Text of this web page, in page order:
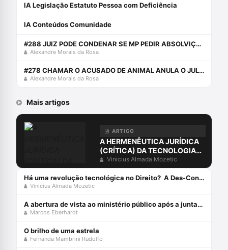
IA Legislação Estatuto Pessoa com Deficiência
IA Conteúdos Comunidade
#288 JUIZ PODE CONDENAR SE MP PEDIR ABSOLVIÇÃO?
Alexandre Morais da Rosa
#278 CHAMAR O ACUSADO DE ANIMAL ANULA O JULGAMENTO CRIMINAL
Alexandre Morais da Rosa
Mais artigos
ARTIGO
A HERMENÊUTICA JURÍDICA
(CRÍTICA) DA TECNOLOGIA
PÓS-MODERNA
Vinicius Almada Mozetic
Há uma revolução tecnológica no Direito? A Des-Construção da Sociedade do Conhecimento e da Informação[1]
Vinicius Almada Mozetic
A abertura de vista ao ministério público após a juntada da resposta à acusação
Marcos Eberhardt
O brilho de uma estrela
Fernanda Mambrini Rudolfo